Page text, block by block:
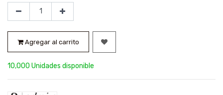
Agregar al carrito
10,000 Unidades disponible